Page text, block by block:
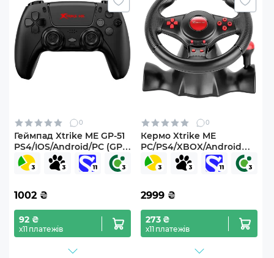
0
Геймпад Xtrike ME GP-51
PS4/IOS/Android/PC (GP-
51)
1002 ₴
92 ₴
х11 платежів
0
Кермо Xtrike ME
PC/PS4/XBOX/Android
(GP-903)
2999 ₴
273 ₴
х11 платежів